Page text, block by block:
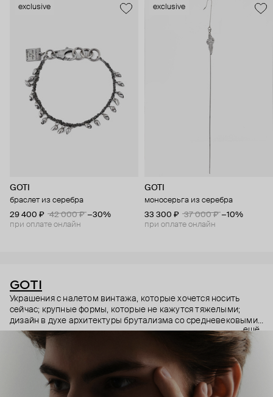
exclusive
GOTI
браслет из серебра
29 400 ₽
42 000 ₽ −30%
при оплате онлайн
exclusive
GOTI
моносерьга из серебра
33 300 ₽
37 000 ₽ −10%
при оплате онлайн
GOTI
Украшения с налетом винтажа, которые хочется носить
сейчас; крупные формы, которые не кажутся тяжелыми;
дизайн в духе архитектуры брутализма со средневековыми
символами – эстетика итальянского бренда GOTI строится
на красивых парадоксах. Парадоксах, которые не
замечаешь, потому что элементы каждого украшения
складываются максимально гармонично.
ещё